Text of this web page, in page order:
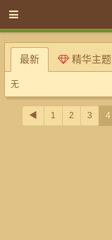
最新 精华主题
无
◀ 1 2 3 4